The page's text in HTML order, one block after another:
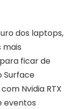
dos laptops,
ficar de
Surface
Nvidia RTX
eventos